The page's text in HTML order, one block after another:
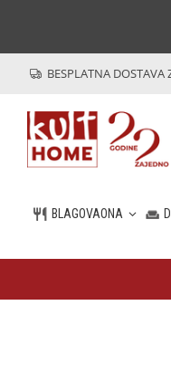
BESPLATNA DOSTAVA
BLAGOVAONA
HR